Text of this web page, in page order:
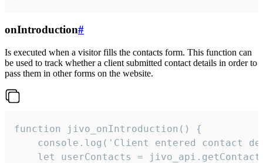
onIntroduction#
Is executed when a visitor fills the contacts form. This function can
be used to track whether a client submitted contact details in order to
pass them in other forms on the website.
function jivo_onIntroduction() {
console.log('Client entered contact
let userContacts =